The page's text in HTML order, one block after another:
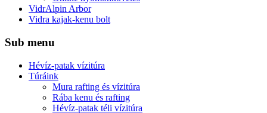
VidrAlpin Arbor
Vidra kajak-kenu bolt
Sub menu
Hévíz-patak vízitúra
Túráink
Mura rafting és vízitúra
Rába kenu és rafting
Hévíz-patak téli vízitúra